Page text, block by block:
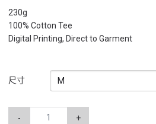
230g
100% Cotton Tee
Digital Printing, Direct to Garment
尺寸
- +